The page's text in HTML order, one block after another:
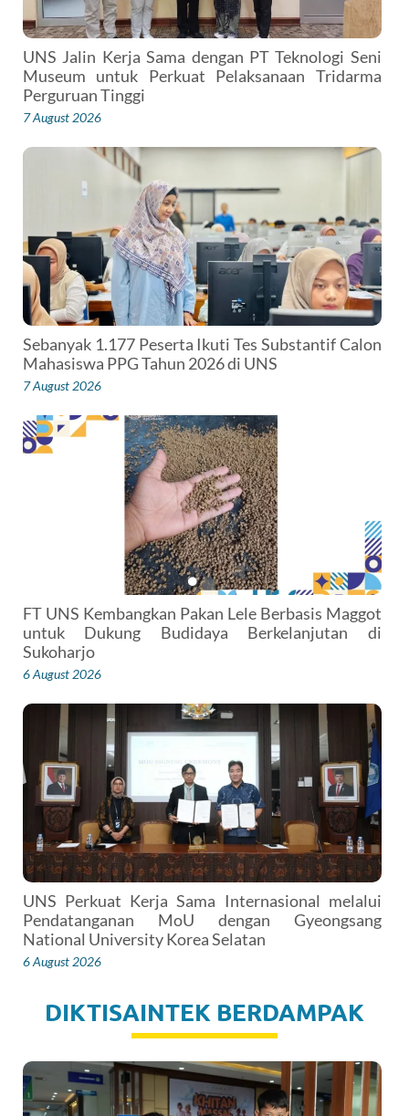
UNS Jalin Kerja Sama dengan PT Teknologi Seni
Museum untuk Perkuat Pelaksanaan Tridarma
Perguruan Tinggi
7 August 2026
Sebanyak 1.177 Peserta Ikuti Tes Substantif Calon
Mahasiswa PPG Tahun 2026 di UNS
7 August 2026
FT UNS Kembangkan Pakan Lele Berbasis Maggot
untuk Dukung Budidaya Berkelanjutan di
Sukoharjo
6 August 2026
UNS Perkuat Kerja Sama Internasional melalui
Pendatanganan MoU dengan Gyeongsang
National University Korea Selatan
6 August 2026
DIKTISAINTEK BERDAMPAK